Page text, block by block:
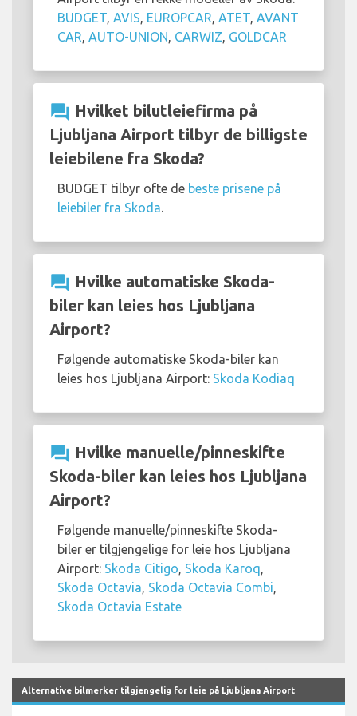
BUDGET, AVIS, EUROPCAR, ATET, AVANT
CAR, AUTO-UNION, CARWIZ, GOLDCAR
question_answer Hvilket bilutleiefirma på
Ljubljana Airport tilbyr de billigste
leiebilene fra Skoda?
BUDGET tilbyr ofte de beste prisene på
leiebiler fra Skoda.
question_answer Hvilke automatiske Skoda-
biler kan leies hos Ljubljana
Airport?
Følgende automatiske Skoda-biler kan
leies hos Ljubljana Airport: Skoda Kodiaq
question_answer Hvilke manuelle/pinneskifte
Skoda-biler kan leies hos Ljubljana
Airport?
Følgende manuelle/pinneskifte Skoda-
biler er tilgjengelige for leie hos Ljubljana
Airport: Skoda Citigo, Skoda Karoq,
Skoda Octavia, Skoda Octavia Combi,
Skoda Octavia Estate
Alternative bilmerker tilgjengelig for leie på Ljubljana Airport